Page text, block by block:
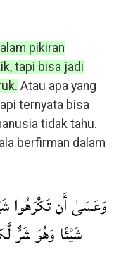
pikiran
tapi bisa jadi
Atau apa yang
ternyata bisa
tidak tahu.
berfirman dalam
وَعَسَىٰ أَن تَكْرَهُوا
شَيْئًا وَهُوَ شَرٌّ